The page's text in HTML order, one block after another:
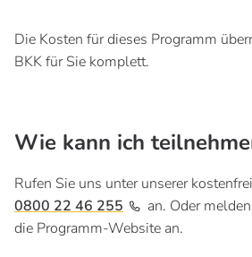
Die Kosten für dieses Programm
BKK für Sie komplett.
Wie kann ich
Rufen Sie uns unter unserer
0800 22 46 255
an. Oder
die Programm-Website an.